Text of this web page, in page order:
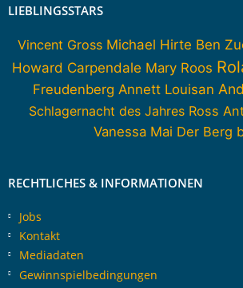
LIEBLINGSSTARS
Vincent Gross Michael Hirte Ben
Howard Carpendale Mary Roos
Freudenberg Annett Louisan
Schlagernacht des Jahres Ross
Vanessa Mai Der Berg
RECHTLICHES & INFORMATIONEN
Jobs
Kontakt
Mediadaten
Gewinnspielbedingungen